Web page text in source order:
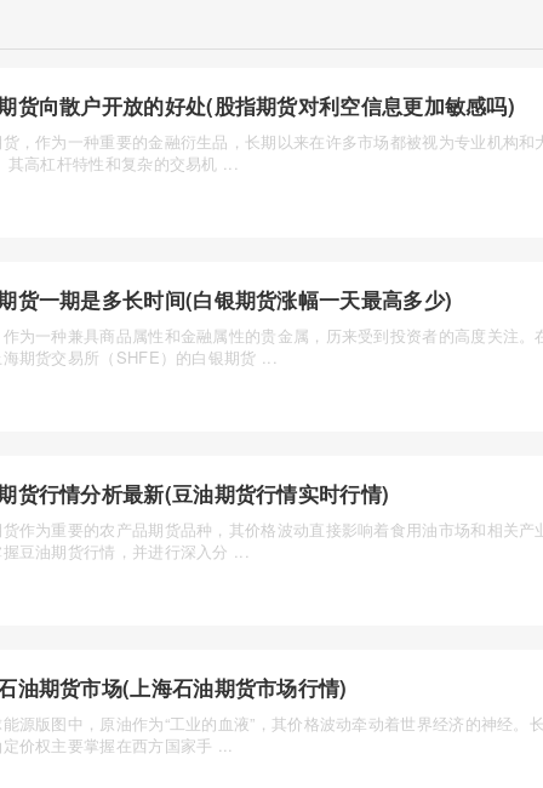
货向散户开放的好处(股指期货对利空信息更加敏感吗)
，作为一种重要的金融衍生品，长期以来在许多市场都被视为专业机构和
其高杠杆特性和复杂的交易机 ...
货一期是多长时间(白银期货涨幅一天最高多少)
为一种兼具商品属性和金融属性的贵金属，历来受到投资者的高度关注。
期货交易所（SHFE）的白银期货 ...
货行情分析最新(豆油期货行情实时行情)
作为重要的农产品期货品种，其价格波动直接影响着食用油市场和相关产
豆油期货行情，并进行深入分 ...
油期货市场(上海石油期货市场行情)
源版图中，原油作为“工业的血液”，其价格波动牵动着世界经济的神经。
价权主要掌握在西方国家手 ...